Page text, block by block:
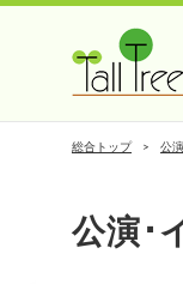
総合トップ 公
公演･